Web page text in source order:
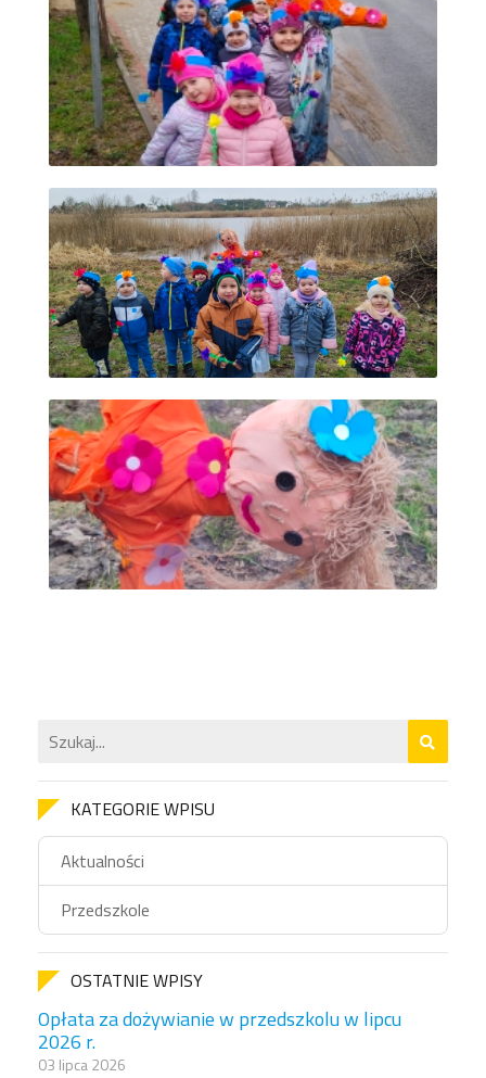
KATEGORIE WPISU
Aktualności
Przedszkole
OSTATNIE WPISY
Opłata za dożywianie w przedszkolu w lipcu
2026 r.
03 lipca 2026